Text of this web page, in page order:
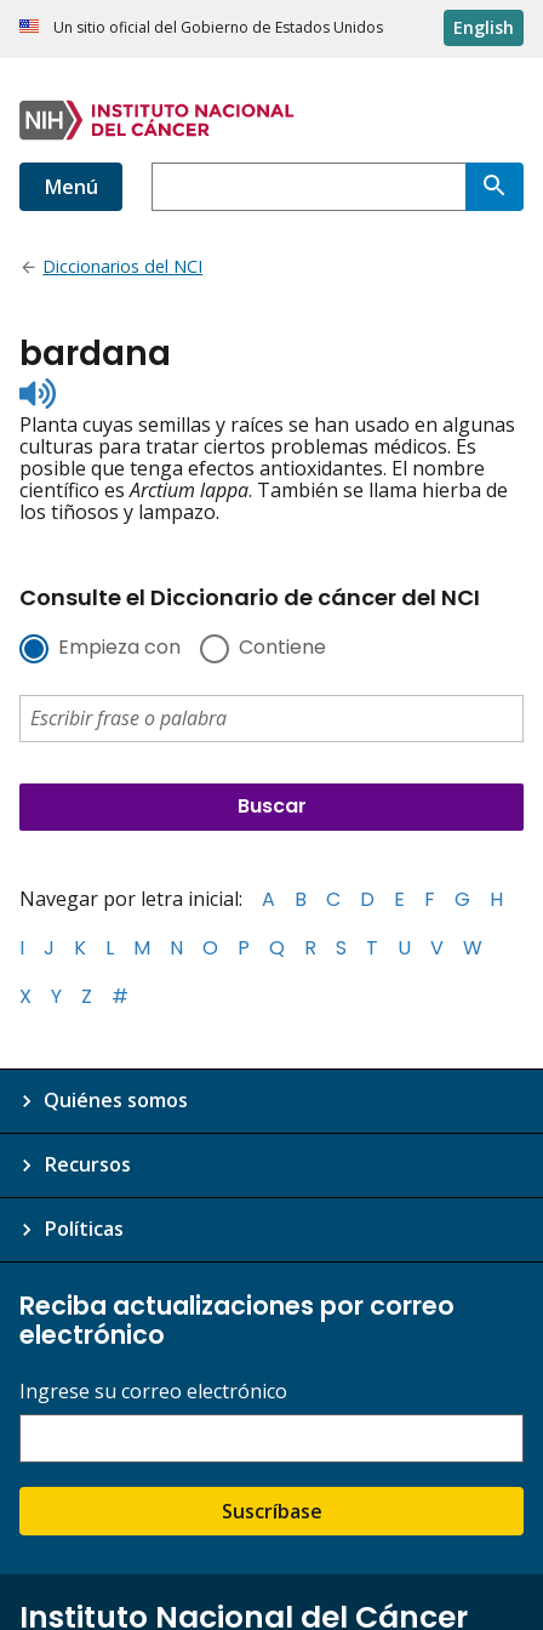
Un sitio oficial del Gobierno de Estados Unidos English
Menú
Diccionarios del NCI
bardana
Listen
to
pronunciation
Planta cuyas semillas y raíces se han usado en algunas
culturas para tratar ciertos problemas médicos. Es
posible que tenga efectos antioxidantes. El nombre
científico esArctium lappa. También se llama hierba de
los tiñosos y lampazo.
Consulte el Diccionario de cáncer del NCI
Empieza con Contiene
Navegar por letra inicial: A B C D E F G
H
I
J K L M N O P Q R S T U V
W
X
Y Z #
Quiénes somos
Recursos
Políticas
Reciba actualizaciones por correo
electrónico
Ingrese su correo electrónico
Suscríbase
Instituto Nacional del Cáncer